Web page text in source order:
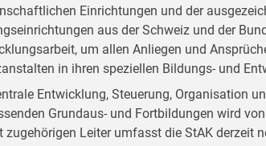
Einrichtungen und der
aus der Schweiz und der
um allen Anliegen und
in ihren speziellen Bildungs- und
Entwicklung, Steuerung, Organisation
Grundaus- und Fortbildungen wird
zugehörigen Leiter umfasst die StAK derzeit